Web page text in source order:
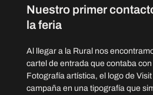
Nuestro primer
la feria
Al llegar a la Rural nos
cartel de entrada que contaba
Fotografía artística, el logo de
campaña en una tipografía que